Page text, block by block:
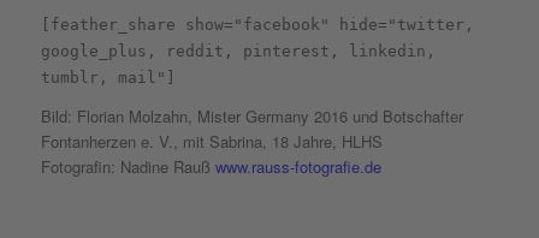
[feather_share show="facebook" hide="twitter,
google_plus, reddit, pinterest, linkedin,
tumblr, mail"]
Bild: Florian Molzahn, Mister Germany 2016 und Botschafter
Fontanherzen e. V., mit Sabrina, 18 Jahre, HLHS
Fotografin: Nadine Rauß www.rauss-fotografie.de